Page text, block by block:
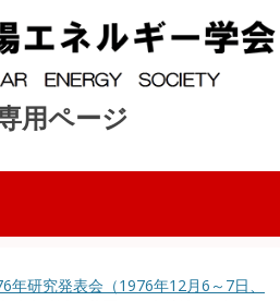
用ページ
年研究発表会（1976年12月6～7日、